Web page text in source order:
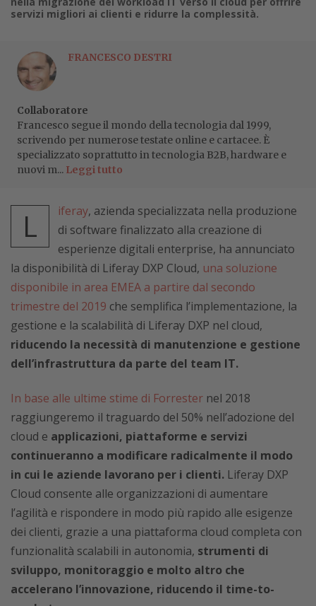
servizi migliori ai clienti e ridurre la complessità.
FRANCESCO DESTRI
Collaboratore
Francesco segue il mondo della tecnologia dal 1999,
scrivendo per numerose testate online e cartacee. È
specializzato soprattutto in tecnologia B2B, hardware e
nuovi m... Leggi tutto
L iferay, azienda specializzata nella produzione
di software finalizzato alla creazione di
esperienze digitali enterprise, ha annunciato
la disponibilità di Liferay DXP Cloud, una soluzione
disponibile in area EMEA a partire dal secondo
trimestre del 2019 che semplifica l’implementazione, la
gestione e la scalabilità di Liferay DXP nel cloud,
riducendo la necessità di manutenzione e gestione
dell’infrastruttura da parte del team IT.
In base alle ultime stime di Forrester nel 2018
raggiungeremo il traguardo del 50% nell’adozione del
cloud e applicazioni, piattaforme e servizi
continueranno a modificare radicalmente il modo
in cui le aziende lavorano per i clienti. Liferay DXP
Cloud consente alle organizzazioni di aumentare
l’agilità e rispondere in modo più rapido alle esigenze
dei clienti, grazie a una piattaforma cloud completa con
funzionalità scalabili in autonomia, strumenti di
sviluppo, monitoraggio e molto altro che
accelerano l’innovazione, riducendo il time-to-